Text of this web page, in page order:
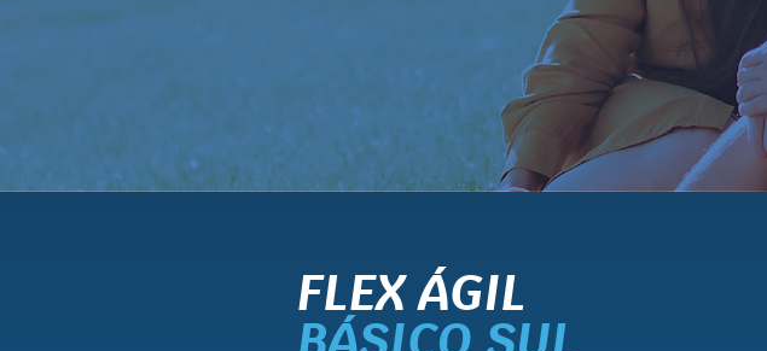
FLEX ÁGIL